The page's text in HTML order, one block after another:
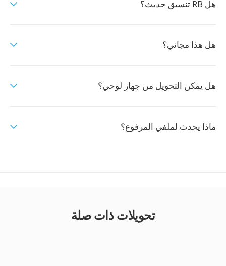
هل RB تنسيق حديث؟
هل هذا مجاني؟
هل يمكن التحويل من جهاز لوحي؟
ماذا يحدث لملفي المرفوع؟
تحويلات ذات صلة